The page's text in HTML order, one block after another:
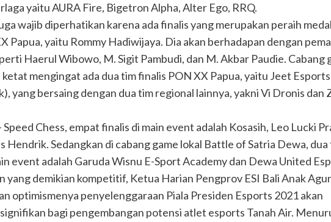
yaitu AURA Fire, Bigetron Alpha, Alter Ego, RRQ.
wajib diperhatikan karena ada finalis yang merupakan peraih
Papua, yaitu Rommy Hadiwijaya. Dia akan berhadapan dengan
Haerul Wibowo, M. Sigit Pambudi, dan M. Akbar Paudie. Cabang
mengingat ada dua tim finalis PON XX Papua, yaitu Jeet
yang bersaing dengan dua tim regional lainnya, yakni Vi Dronis dan
Chess, empat finalis di main event adalah Kosasih, Leo Lucki
Hendrik. Sedangkan di cabang game lokal Battle of Satria Dewa, dua
event adalah Garuda Wisnu E-Sport Academy dan Dewa United
yang demikian kompetitif, Ketua Harian Pengprov ESI Bali Anak
optimismenya penyelenggaraan Piala Presiden Esports 2021 akan
bagi pengembangan potensi atlet esports Tanah Air.